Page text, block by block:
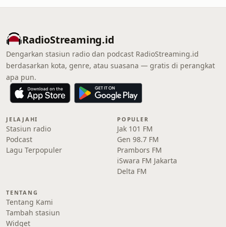
RadioStreaming.id
Dengarkan stasiun radio dan podcast RadioStreaming.id
berdasarkan kota, genre, atau suasana — gratis di perangkat
apa pun.
JELAJAHI
Stasiun radio
Podcast
Lagu Terpopuler
POPULER
Jak 101 FM
Gen 98.7 FM
Prambors FM
iSwara FM Jakarta
Delta FM
TENTANG
Tentang Kami
Tambah stasiun
Widget